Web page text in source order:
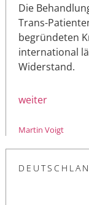
Die
Trans-
begründeten
international
Widerstand.
weiter
Martin Voigt